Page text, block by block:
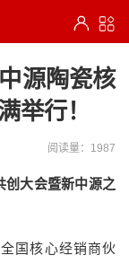
源陶瓷核
举行！
阅读量：1987
大会暨新中源之
国核心经销商伙